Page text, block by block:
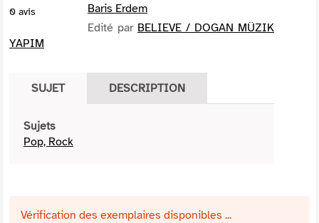
0 avis
Baris Erdem
Edité par BELIEVE / DOGAN MÜZIK
YAPIM
SUJET DESCRIPTION
Sujets
Pop, Rock
Vérification des exemplaires disponibles ...